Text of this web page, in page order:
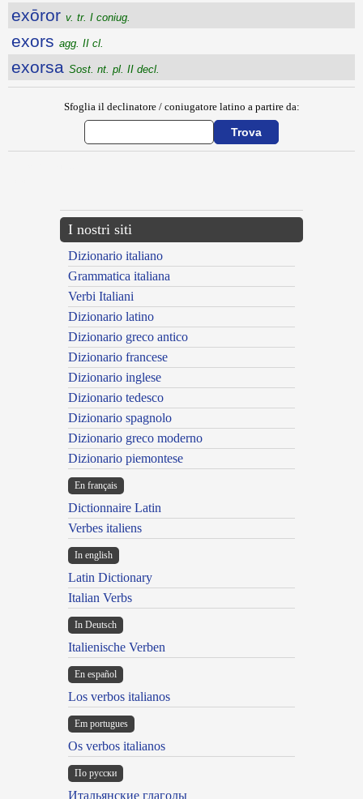
exōror v. tr. I coniug.
exors agg. II cl.
exorsa Sost. nt. pl. II decl.
Sfoglia il declinatore / coniugatore latino a partire da:
I nostri siti
Dizionario italiano
Grammatica italiana
Verbi Italiani
Dizionario latino
Dizionario greco antico
Dizionario francese
Dizionario inglese
Dizionario tedesco
Dizionario spagnolo
Dizionario greco moderno
Dizionario piemontese
En français
Dictionnaire Latin
Verbes italiens
In english
Latin Dictionary
Italian Verbs
In Deutsch
Italienische Verben
En español
Los verbos italianos
Em portugues
Os verbos italianos
По русски
Итальянские глаголы